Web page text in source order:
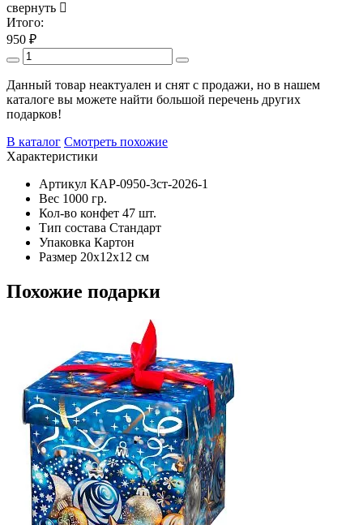
свернуть
Итого:
950 ₽
Данный товар неактуален и снят с продажи, но в нашем
каталоге вы можете найти большой перечень других
подарков!
В каталог Смотреть похожие
Характеристики
Артикул КАР-0950-3ст-2026-1
Вес 1000 гр.
Кол-во конфет 47 шт.
Тип состава Стандарт
Упаковка Картон
Размер 20х12х12 см
Похожие подарки